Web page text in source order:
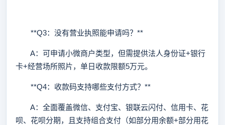
**Q3：没有营业执照能申请吗？**
A：可申请小微商户类型，但需提供法人身份证+银行
卡+经营场所照片，单日收款限额5万元。
**Q4：收款码支持哪些支付方式？**
A：全面覆盖微信、支付宝、银联云闪付、信用卡、花
呗、花呗分期，且支持组合支付（如部分用余额+部分用花